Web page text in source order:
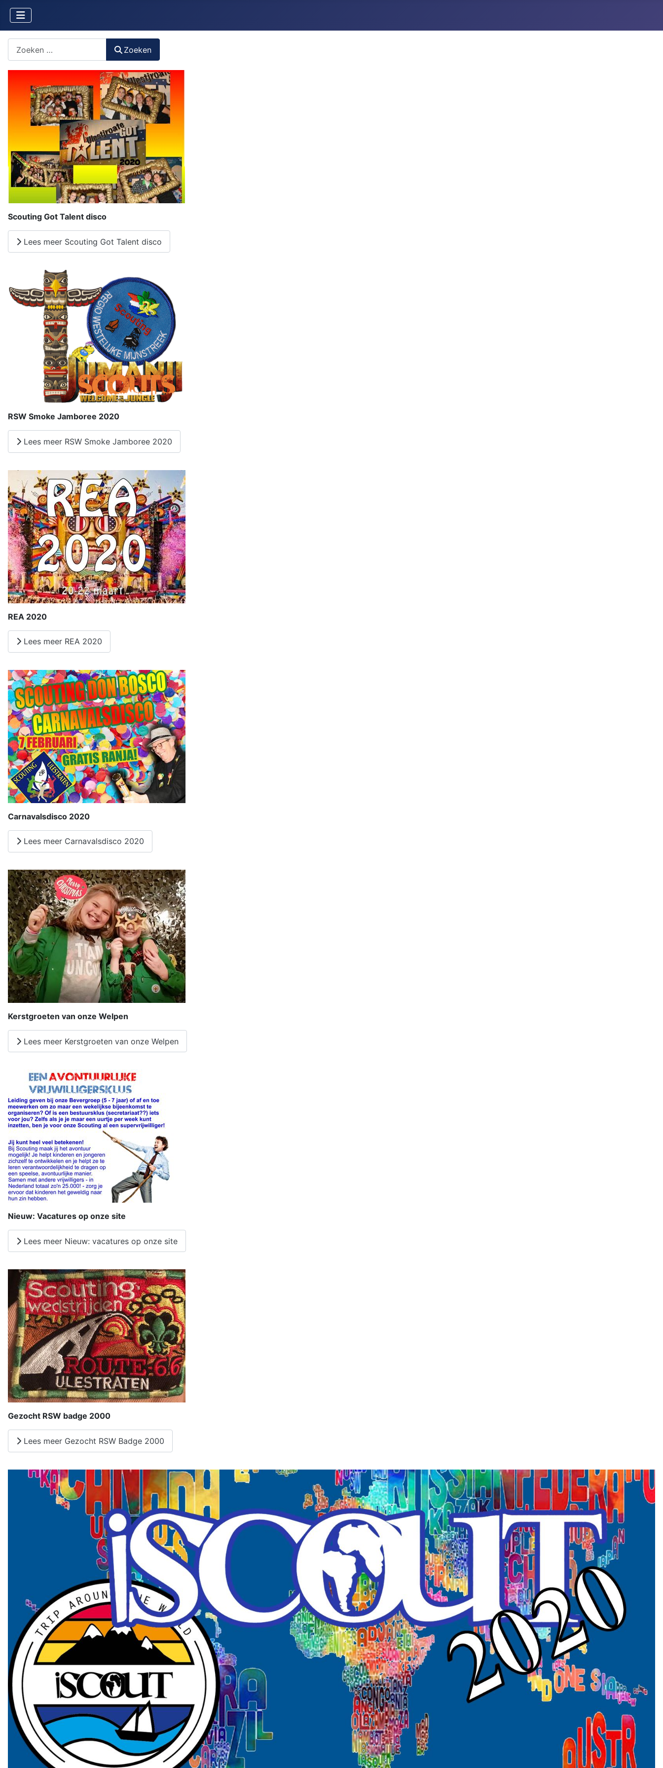
Zoeken
Scouting Got Talent disco
Lees meer Scouting Got Talent disco
RSW Smoke Jamboree 2020
Lees meer RSW Smoke Jamboree 2020
REA 2020
Lees meer REA 2020
Carnavalsdisco 2020
Lees meer Carnavalsdisco 2020
Kerstgroeten van onze Welpen
Lees meer Kerstgroeten van onze Welpen
Nieuw: Vacatures op onze site
Lees meer Nieuw: vacatures op onze site
Gezocht RSW badge 2000
Lees meer Gezocht RSW Badge 2000